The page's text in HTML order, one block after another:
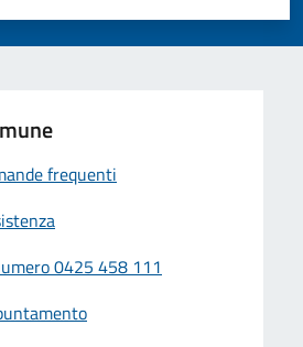
5 stelle su 5
su 5
su 5
frequenti
0425 458 111